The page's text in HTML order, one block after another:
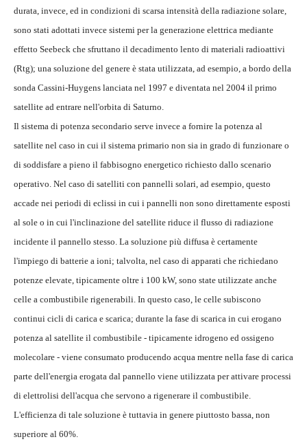
durata, invece, ed in condizioni di scarsa intensità della radiazione solare,
sono stati adottati invece sistemi per la generazione elettrica mediante
effetto Seebeck che sfruttano il decadimento lento di materiali radioattivi
(Rtg); una soluzione del genere è stata utilizzata, ad esempio, a bordo della
sonda Cassini-Huygens lanciata nel 1997 e diventata nel 2004 il primo
satellite ad entrare nell'orbita di Saturno.
Il sistema di potenza secondario serve invece a fornire la potenza al
satellite nel caso in cui il sistema primario non sia in grado di funzionare o
di soddisfare a pieno il fabbisogno energetico richiesto dallo scenario
operativo. Nel caso di satelliti con pannelli solari, ad esempio, questo
accade nei periodi di eclissi in cui i pannelli non sono direttamente esposti
al sole o in cui l'inclinazione del satellite riduce il flusso di radiazione
incidente il pannello stesso. La soluzione più diffusa è certamente
l'impiego di batterie a ioni; talvolta, nel caso di apparati che richiedano
potenze elevate, tipicamente oltre i 100 kW, sono state utilizzate anche
celle a combustibile rigenerabili. In questo caso, le celle subiscono
continui cicli di carica e scarica; durante la fase di scarica in cui erogano
potenza al satellite il combustibile - tipicamente idrogeno ed ossigeno
molecolare - viene consumato producendo acqua mentre nella fase di carica
parte dell'energia erogata dal pannello viene utilizzata per attivare processi
di elettrolisi dell'acqua che servono a rigenerare il combustibile.
L'efficienza di tale soluzione è tuttavia in genere piuttosto bassa, non
superiore al 60%.